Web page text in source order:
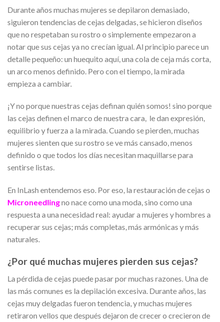
Durante años muchas mujeres se depilaron demasiado,
siguieron tendencias de cejas delgadas, se hicieron diseños
que no respetaban su rostro o simplemente empezaron a
notar que sus cejas ya no crecían igual. Al principio parece un
detalle pequeño: un huequito aquí, una cola de ceja más corta,
un arco menos definido. Pero con el tiempo, la mirada
empieza a cambiar.
¡Y no porque nuestras cejas definan quién somos! sino porque
las cejas definen el marco de nuestra cara, le dan expresión,
equilibrio y fuerza a la mirada. Cuando se pierden, muchas
mujeres sienten que su rostro se ve más cansado, menos
definido o que todos los días necesitan maquillarse para
sentirse listas.
En InLash entendemos eso. Por eso, la restauración de cejas o
Microneedlingno nace como una moda, sino como una
respuesta a una necesidad real: ayudar a mujeres y hombres a
recuperar sus cejas; más completas, más armónicas y más
naturales.
¿Por qué muchas mujeres pierden sus cejas?
La pérdida de cejas puede pasar por muchas razones. Una de
las más comunes es la depilación excesiva. Durante años, las
cejas muy delgadas fueron tendencia, y muchas mujeres
retiraron vellos que después dejaron de crecer o crecieron de